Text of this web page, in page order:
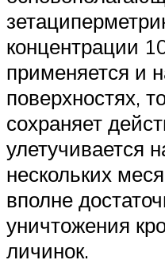
концентрации
применяется и
поверхностях,
сохраняет
улетучивается
нескольких
вполне
уничтожения
личинок.